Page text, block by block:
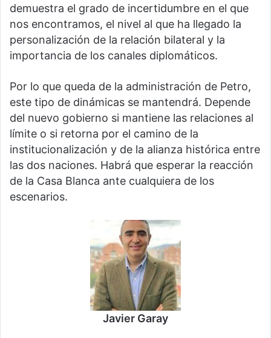
demuestra el grado de incertidumbre en el que
nos encontramos, el nivel al que ha llegado la
personalización de la relación bilateral y la
importancia de los canales diplomáticos.
Por lo que queda de la administración de Petro,
este tipo de dinámicas se mantendrá. Depende
del nuevo gobierno si mantiene las relaciones al
límite o si retorna por el camino de la
institucionalización y de la alianza histórica entre
las dos naciones. Habrá que esperar la reacción
de la Casa Blanca ante cualquiera de los
escenarios.
Javier Garay